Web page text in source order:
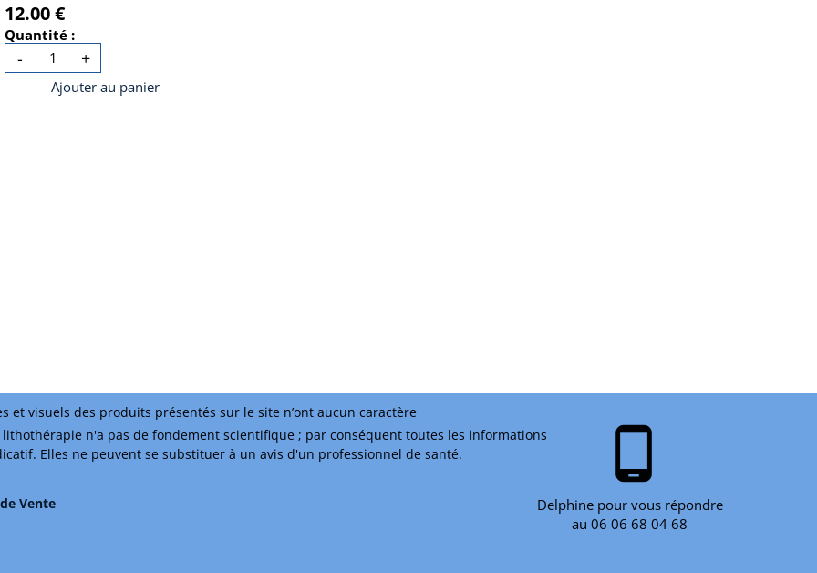
phone_android
Delphine pour vous répondre
au 06 06 68 04 68
et visuels des produits présentés sur le site n’ont aucun caractère
Vente
n'a pas de fondement scientifique ; par conséquent toutes les informations
Elles ne peuvent se substituer à un avis d'un professionnel de santé.
12.00 €
Quantité :
- +
Ajouter au panier